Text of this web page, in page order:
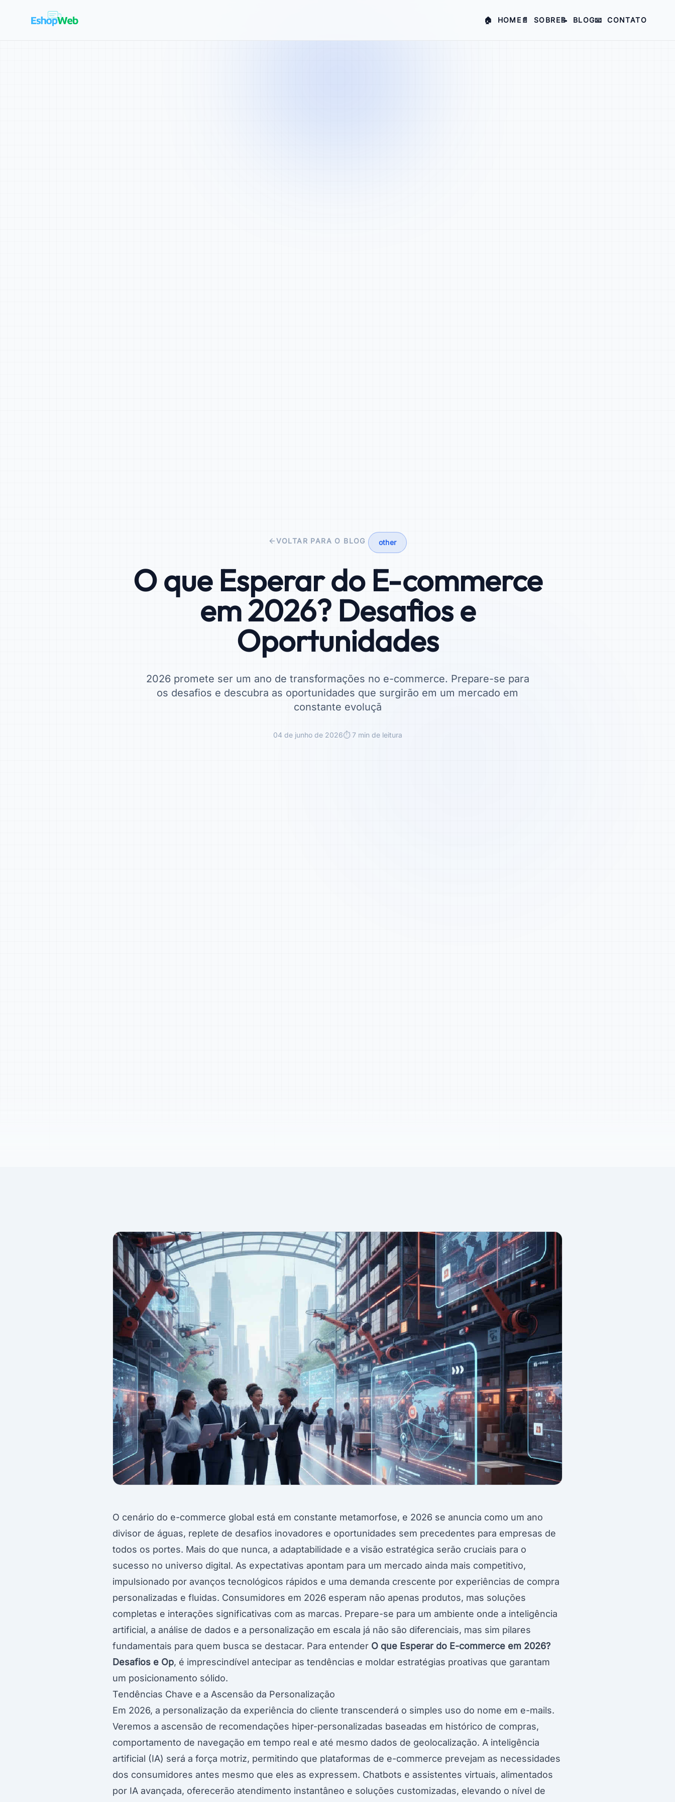
🏠 HOME 📄 SOBRE📝 BLOG📧 CONTATO
VOLTAR PARA O BLOG other
O que Esperar do E-commerce
em 2026? Desafios e
Oportunidades
2026 promete ser um ano de transformações no e-commerce. Prepare-se para
os desafios e descubra as oportunidades que surgirão em um mercado em
constante evoluçã
04 de junho de 2026⏱ 7 min de leitura
O cenário do e-commerce global está em constante metamorfose, e 2026 se anuncia como um ano
divisor de águas, replete de desafios inovadores e oportunidades sem precedentes para empresas de
todos os portes. Mais do que nunca, a adaptabilidade e a visão estratégica serão cruciais para o
sucesso no universo digital. As expectativas apontam para um mercado ainda mais competitivo,
impulsionado por avanços tecnológicos rápidos e uma demanda crescente por experiências de compra
personalizadas e fluidas. Consumidores em 2026 esperam não apenas produtos, mas soluções
completas e interações significativas com as marcas. Prepare-se para um ambiente onde a inteligência
artificial, a análise de dados e a personalização em escala já não são diferenciais, mas sim pilares
fundamentais para quem busca se destacar. Para entender O que Esperar do E-commerce em 2026?
Desafios e Op, é imprescindível antecipar as tendências e moldar estratégias proativas que garantam
um posicionamento sólido.
Tendências Chave e a Ascensão da Personalização
Em 2026, a personalização da experiência do cliente transcenderá o simples uso do nome em e-mails.
Veremos a ascensão de recomendações hiper-personalizadas baseadas em histórico de compras,
comportamento de navegação em tempo real e até mesmo dados de geolocalização. A inteligência
artificial (IA) será a força motriz, permitindo que plataformas de e-commerce prevejam as necessidades
dos consumidores antes mesmo que eles as expressem. Chatbots e assistentes virtuais, alimentados
por IA avançada, oferecerão atendimento instantâneo e soluções customizadas, elevando o nível de